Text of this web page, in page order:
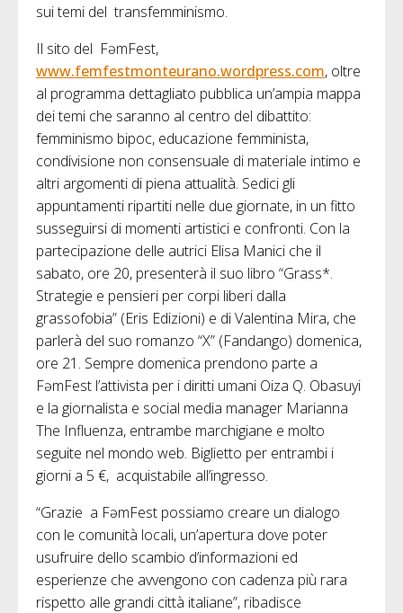
sui temi del transfemminismo.
Il sito del FəmFest,
www.femfestmonteurano.wordpress.com, oltre
al programma dettagliato pubblica un’ampia mappa
dei temi che saranno al centro del dibattito:
femminismo bipoc, educazione femminista,
condivisione non consensuale di materiale intimo e
altri argomenti di piena attualità. Sedici gli
appuntamenti ripartiti nelle due giornate, in un fitto
susseguirsi di momenti artistici e confronti. Con la
partecipazione delle autrici Elisa Manici che il
sabato, ore 20, presenterà il suo libro “Grass*.
Strategie e pensieri per corpi liberi dalla
grassofobia” (Eris Edizioni) e di Valentina Mira, che
parlerà del suo romanzo “X” (Fandango) domenica,
ore 21. Sempre domenica prendono parte a
FəmFest l’attivista per i diritti umani Oiza Q. Obasuyi
e la giornalista e social media manager Marianna
The Influenza, entrambe marchigiane e molto
seguite nel mondo web. Biglietto per entrambi i
giorni a 5 €, acquistabile all’ingresso.
“Grazie a FəmFest possiamo creare un dialogo
con le comunità locali, un’apertura dove poter
usufruire dello scambio d’informazioni ed
esperienze che avvengono con cadenza più rara
rispetto alle grandi città italiane”, ribadisce